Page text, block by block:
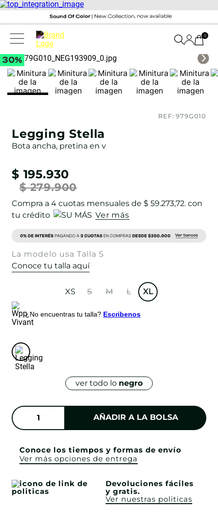
0
REF:979G010
Legging Stella
Bota ancha, pretina en v
$ 195.930
$ 279.900
Compra a 4 cuotas mensuales de $ 59.273,72. con
tu crédito
Ver más
La modelo usa Talla S
Conoce tu talla aquí
XS S M L XL
¿No encuentras tu talla? Escribenos
ver todo lo negro
AÑADIR A LA BOLSA
Conoce los tiempos y formas de envío
Ver más opciones de entrega
Devoluciones fáciles
y gratis.
Ver nuestras politicas